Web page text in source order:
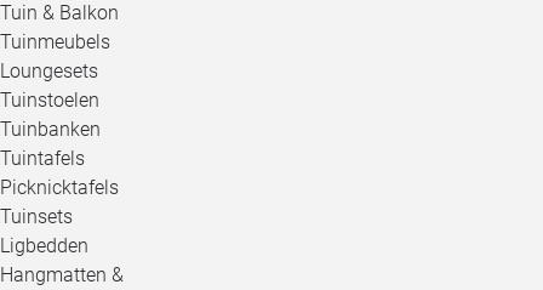
Tuin & Balkon
Tuinmeubels
Loungesets
Tuinstoelen
Tuinbanken
Tuintafels
Picknicktafels
Tuinsets
Ligbedden
Hangmatten &